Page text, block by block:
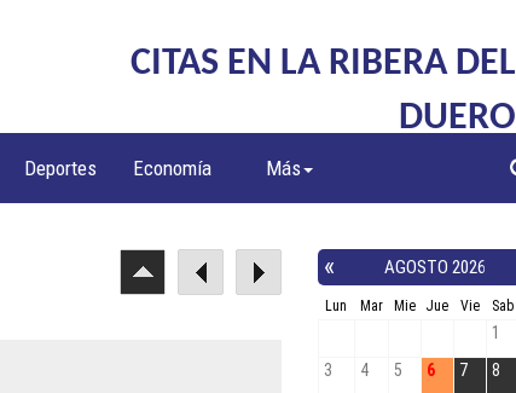
CITAS EN LA RIBERA DEL
DUERO
Deportes Economía Más